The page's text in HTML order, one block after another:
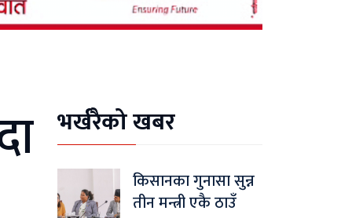
भर्खरैको खबर
किसानका गुनासा सुन्न
तीन मन्त्री एकै ठाउँ